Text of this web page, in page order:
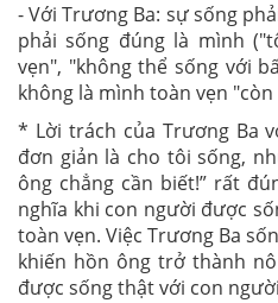
- Với Trương Ba: sự sống
phải sống đúng là mình
vẹn", "không thể sống với
không là mình toàn vẹn
* Lời trách của Trương Ba
đơn giản là cho tôi sống,
ông chẳng cần biết!” rất
nghĩa khi con người được
toàn vẹn. Việc Trương Ba
khiến hồn ông trở thành
được sống thật với con